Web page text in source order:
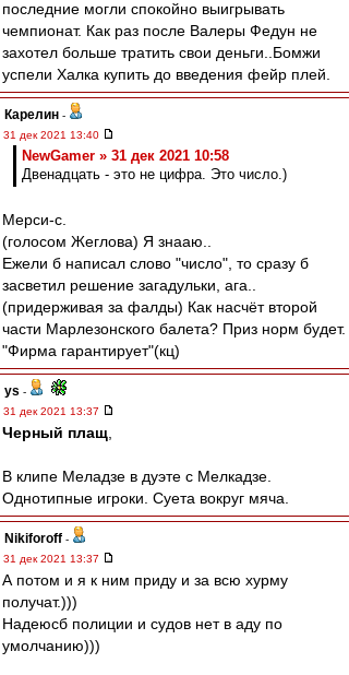
последние могли спокойно выигрывать
чемпионат. Как раз после Валеры Федун не
захотел больше тратить свои деньги..Бомжи
успели Халка купить до введения фейр плей.
Карелин -
31 дек 2021 13:40
NewGamer » 31 дек 2021 10:58
Двенадцать - это не цифра. Это число.)
Мерси-с.
(голосом Жеглова) Я знааю..
Ежели б написал слово "число", то сразу б
засветил решение загадульки, ага..
(придерживая за фалды) Как насчёт второй
части Марлезонского балета? Приз норм будет.
"Фирма гарантирует"(кц)
ys -
31 дек 2021 13:37
Черный плащ
В клипе Меладзе в дуэте с Мелкадзе.
Однотипные игроки. Суета вокруг мяча.
Nikiforoff -
31 дек 2021 13:37
А потом и я к ним приду и за всю хурму
получат.)))
Надеюсб полиции и судов нет в аду по
умолчанию)))